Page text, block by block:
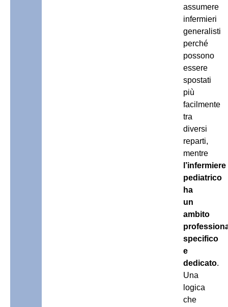
assumere
infermieri
generalisti
perché
possono
essere
spostati
più
facilmente
tra
diversi
reparti,
mentre
l’infermiere
pediatrico
ha
un
ambito
specifico
e
dedicato.
Una
logica
che